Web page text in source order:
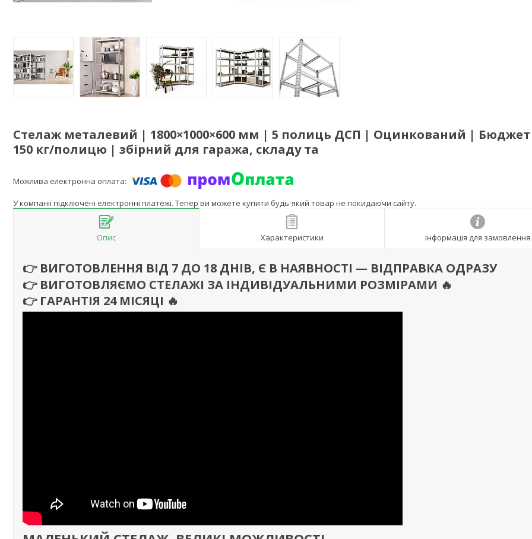
Стелаж металевий | 1800×1000×600 мм | 5 полиць ДСП | Оцинкований |
150 кг/полицю | збірний для гаража, складу та
У компанії підключені електронні платежі. Тепер ви можете купити будь-який товар не покидаючи сайту.
Опис Характеристики Інформація для замовлення
👉 ВИГОТОВЛЕННЯ ВІД 7 ДО 18 ДНІВ, Є В НАЯВНОСТІ — ВІДПРАВКА ОДРАЗУ
👉 ВИГОТОВЛЯЄМО СТЕЛАЖІ ЗА ІНДИВІДУАЛЬНИМИ РОЗМІРАМИ 🔥
👉 ГАРАНТІЯ 24 МІСЯЦІ 🔥